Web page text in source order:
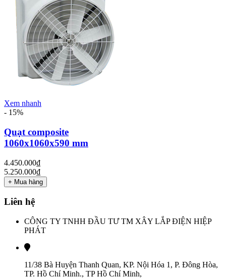
Xem nhanh
- 15%
Quạt composite
1060x1060x590 mm
4.450.000₫
5.250.000₫
+ Mua hàng
Liên hệ
CÔNG TY TNHH ĐẦU TƯ TM XÂY LẮP ĐIỆN HIỆP
PHÁT
11/38 Bà Huyện Thanh Quan, KP. Nội Hóa 1, P. Đông Hòa,
TP. Hồ Chí Minh., TP Hồ Chí Minh,